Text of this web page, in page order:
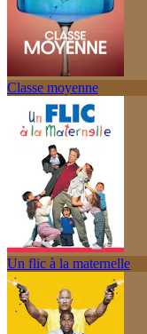
Classe moyenne
Un flic à la maternelle